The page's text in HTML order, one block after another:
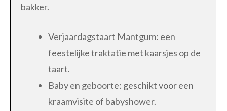
bakker.
Verjaardagstaart Mantgum: een
feestelijke traktatie met kaarsjes op de
taart.
Baby en geboorte: geschikt voor een
kraamvisite of babyshower.